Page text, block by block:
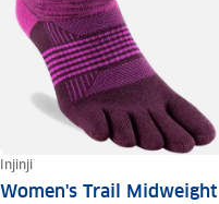
Injinji
Women's Trail Midweight